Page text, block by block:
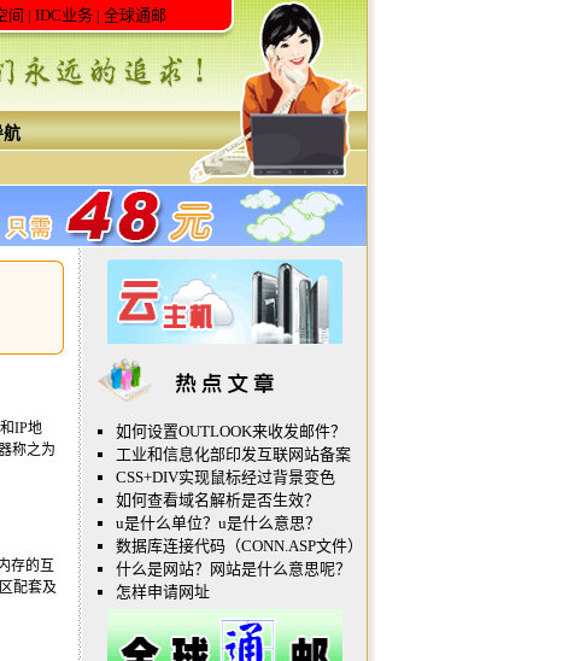
间 | IDC业务| 全球通邮
航
IP地
称之为
存的互
配套及
如何设置OUTLOOK来收发邮件？
工业和信息化部印发互联网站备案
CSS+DIV实现鼠标经过背景变色
如何查看域名解析是否生效？
u是什么单位？u是什么意思？
数据库连接代码（CONN.ASP文件）
什么是网站？网站是什么意思呢？
怎样申请网址